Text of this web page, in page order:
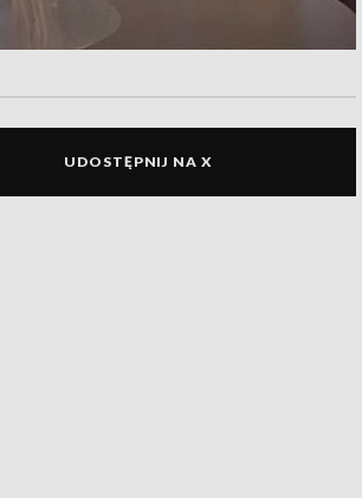
UDOSTĘPNIJ NA X